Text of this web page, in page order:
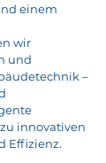
einem
wir
und
–
innovativen
Effizienz.